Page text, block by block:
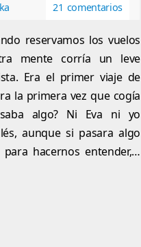
21 comentarios
reservamos los vuelos
mente corría un leve
Era el primer viaje de
la primera vez que cogía
algo? Ni Eva ni yo
aunque si pasara algo
hacernos entender,…